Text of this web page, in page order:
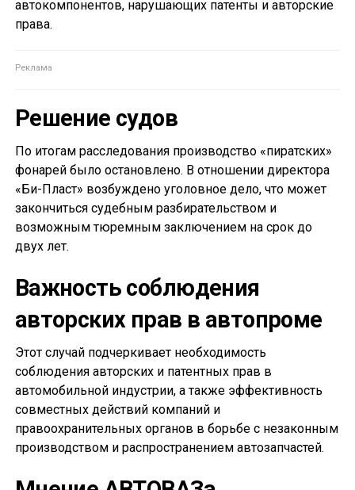
автокомпонентов, нарушающих патенты и авторские
права.
Решение судов
По итогам расследования производство «пиратских»
фонарей было остановлено. В отношении директора
«Би-Пласт» возбуждено уголовное дело, что может
закончиться судебным разбирательством и
возможным тюремным заключением на срок до
двух лет.
Важность соблюдения
авторских прав в автопроме
Этот случай подчеркивает необходимость
соблюдения авторских и патентных прав в
автомобильной индустрии, а также эффективность
совместных действий компаний и
правоохранительных органов в борьбе с незаконным
производством и распространением автозапчастей.